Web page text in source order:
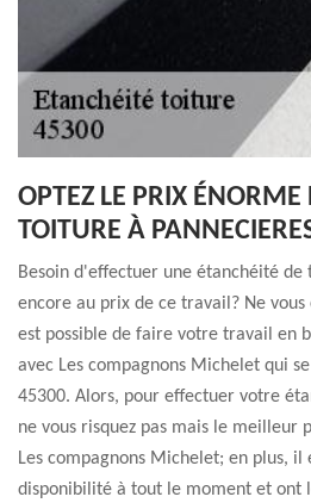
OPTEZ LE PRIX ÉNORME
TOITURE À
Besoin d'effectuer une étanchéité de
encore au prix de ce travail? Ne vous
est possible de faire votre travail en
avec Les compagnons Michelet qui
45300. Alors, pour effectuer votre
ne vous risquez pas mais le
Les compagnons Michelet; en plus,
disponibilité à tout le moment et ont